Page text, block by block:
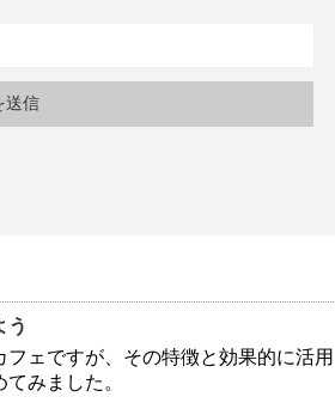
う
ェですが、その特徴と効果的に活用
みました。